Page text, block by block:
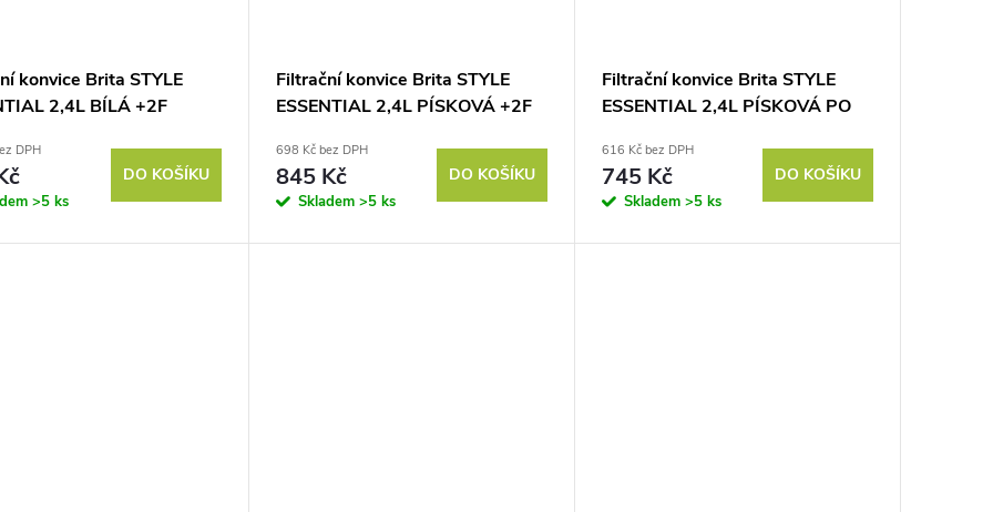
konvice Brita STYLE
2,4L BÍLÁ +2F
DPH
>5 ks
DO KOŠÍKU
Filtrační konvice Brita STYLE
ESSENTIAL 2,4L PÍSKOVÁ +2F
698 Kč bez DPH
845 Kč
Skladem >5 ks
DO KOŠÍKU
Filtrační konvice Brita STYLE
ESSENTIAL 2,4L PÍSKOVÁ PO
616 Kč bez DPH
745 Kč
Skladem >5 ks
DO KOŠÍKU